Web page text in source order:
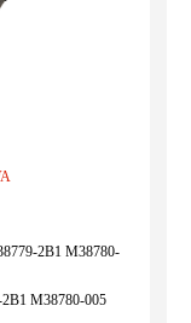
2B1 M38780-
M38780-005